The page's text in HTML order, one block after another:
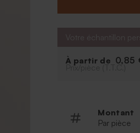
Votre échantillon
À partir de 0,85
Prix/pièce (T.T.C.)
Montant
Par pièce